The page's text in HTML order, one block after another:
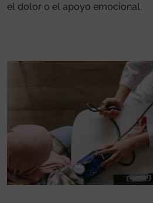
el dolor o el apoyo emocional.